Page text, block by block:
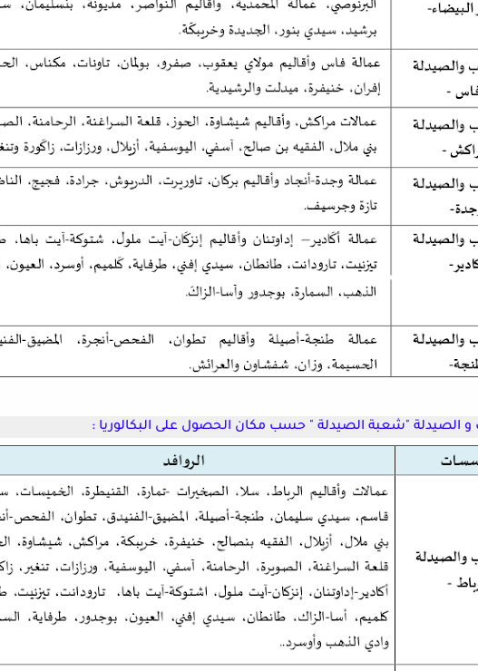
و الصيدلة "شعبة الصيدلة " حسب مكان الحصول على البكالوريا :